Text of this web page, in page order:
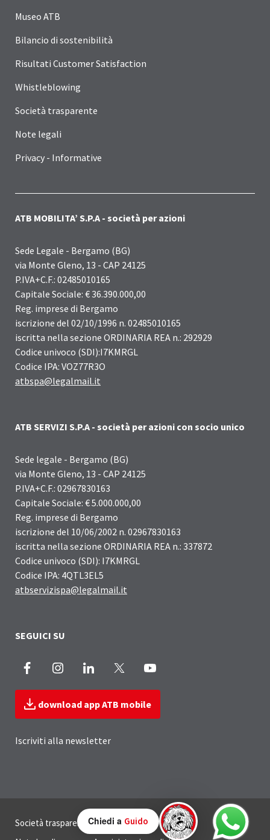
Museo ATB
Bilancio di sostenibilità
Risultati Customer Satisfaction
Whistleblowing
Società trasparente
Note legali
Privacy - Informative
ATB MOBILITA’ S.P.A - società per azioni
Sede Legale - Bergamo (BG)
via Monte Gleno, 13 - CAP 24125
P.IVA+C.F.: 02485010165
Capitale Sociale: € 36.390.000,00
Reg. imprese di Bergamo
iscrizione del 02/10/1996 n. 02485010165
iscritta nella sezione ORDINARIA REA n.: 292929
Codice univoco (SDI):I7KMRGL
Codice IPA: VOZ77R3O
atbspa@legalmail.it
ATB SERVIZI S.P.A - società per azioni con socio unico
Sede legale - Bergamo (BG)
via Monte Gleno, 13 - CAP 24125
P.IVA+C.F.: 02967830163
Capitale Sociale: € 5.000.000,00
Reg. imprese di Bergamo
iscrizione del 10/06/2002 n. 02967830163
iscritta nella sezione ORDINARIA REA n.: 337872
Codice univoco (SDI): I7KMRGL
Codice IPA: 4QTL3EL5
atbservizispa@legalmail.it
SEGUICI SU
Facebook InstagramLinkedIn
download app ATB mobile
Iscriviti alla newsletter
Società trasparente
Privacy
Chiedi a Guido